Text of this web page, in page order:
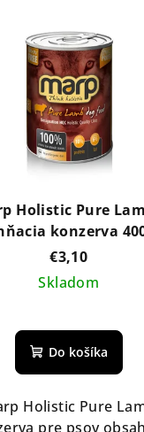
Holistic Pure
konzerva
€3,10
Skladom
Do košíka
Holistic Pure
pre psov